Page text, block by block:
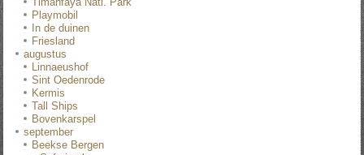
Playmobil
In de duinen
Friesland
augustus
Linnaeushof
Sint Oedenrode
Kermis
Tall Ships
Bovenkarspel
september
Beekse Bergen